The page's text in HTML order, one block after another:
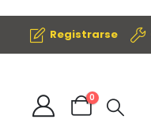
Registrarse
0